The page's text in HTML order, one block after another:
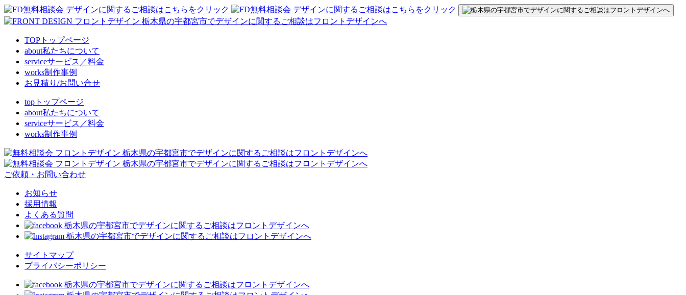
TOP トップページ
about私たちについて
serviceサービス／料金
works制作事例
お見積り/お問い合せ
top トップページ
about私たちについて
serviceサービス／料金
works制作事例
ご依頼・お問い合わせ
お知らせ
採用情報
よくある質問
サイトマップ
プライバシーポリシー